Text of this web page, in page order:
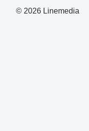
© 2026 Linemedia